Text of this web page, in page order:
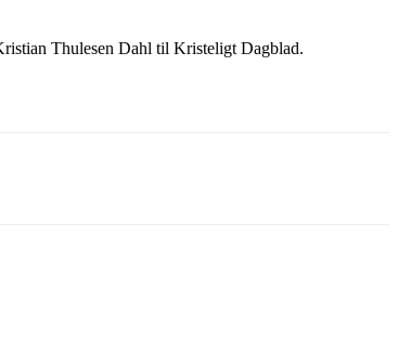
Thulesen Dahl til Kristeligt Dagblad.